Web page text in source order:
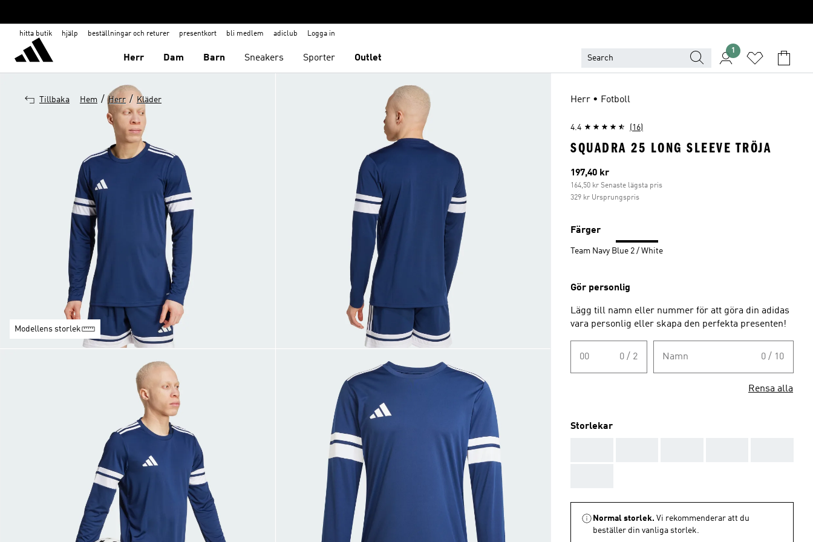
hitta butik hjälp beställningar och returer presentkort bli medlem adiclub Logga in
Herr Dam Barn Sneakers Sporter Outlet
1
Tillbaka Hem / Herr / Kläder
Modellens storlek
Herr • Fotboll
4.4 (16)
SQUADRA 25 LONG SLEEVE TRÖJA
Aktuellt pris
197,40 kr
164,50 kr Senaste lägsta pris
329 kr Ursprungspris
Färger
Team Navy Blue 2 / White
Gör personlig
Lägg till namn eller nummer för att göra din adidas
vara personlig eller skapa den perfekta presenten!
00 0 / 2 Namn 0 / 10
Rensa alla
Storlekar
Normal storlek. Vi rekommenderar att du
beställer din vanliga storlek.